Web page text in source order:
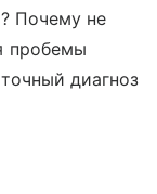
Почему не
пробемы
диагноз